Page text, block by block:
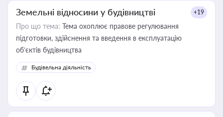
Земельні відносини у будівництві +19
Про що тема: Тема охоплює правове регулювання
підготовки, здійснення та введення в експлуатацію
об’єктів будівництва
Будівельна діяльність